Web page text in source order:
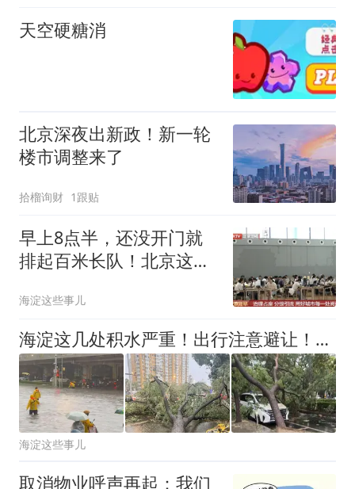
天空硬糖消
北京深夜出新政！新一轮
楼市调整来了
拾榴询财 1跟贴
早上8点半，还没开门就
排起百米长队！北京这些
海淀这些事儿
海淀这几处积水严重！出行注意避让！升级发布暴雨黄警！未来三小时将强降雨——
海淀这些事儿
取消物业呼声再起：我们